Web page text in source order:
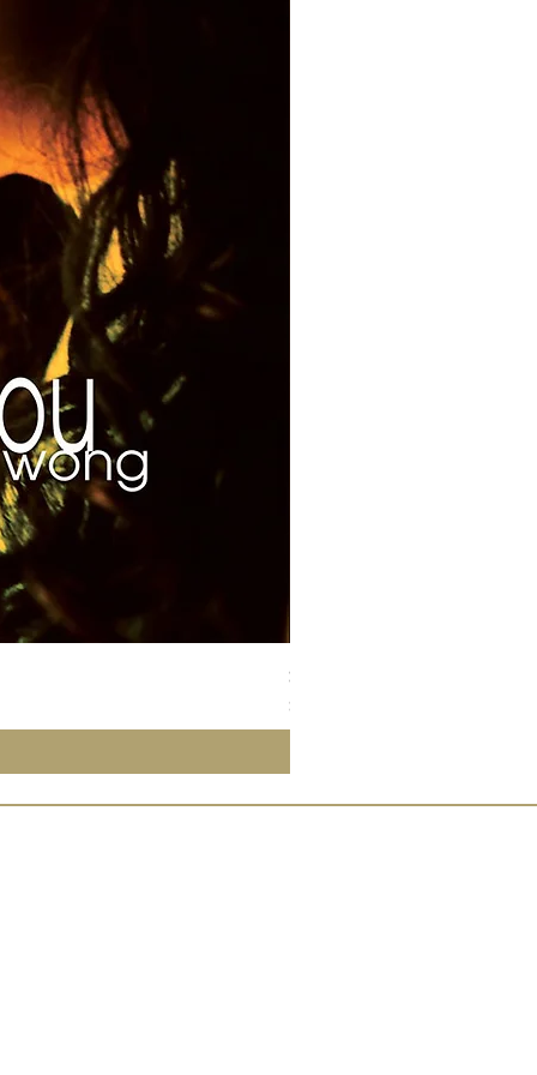
Susan Wong：靠近你（25週
價格
$700.00